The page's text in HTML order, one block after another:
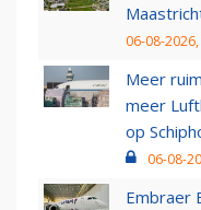
06-08-
Meer
meer
op
06-08-
Embraer